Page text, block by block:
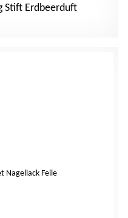
Stift Erdbeerduft